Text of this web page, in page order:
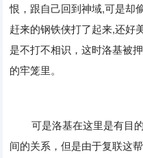
恨，跟自己回到神域,可是却
赶来的钢铁侠打了起来,还好
是不打不相识，这时洛基被
的牢笼里。
可是洛基在这里是有目
间的关系，但是由于复联这